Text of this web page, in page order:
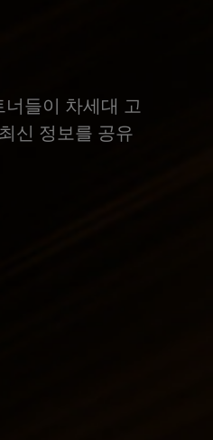
들이 차세대 고
신 정보를 공유